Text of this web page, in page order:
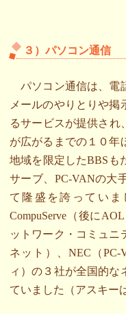
３）パソコン通信
パソコン通信は、電
メールのやりとりや掲
るサービスが提供され
が広がるまでの１０年
地域を限定したBBSも
サーブ、PC-VANの大
て隆盛を誇ってい
CompuServe（後に
ットワーク・コミュニ
ネット）、NEC（
ィ）の３社が全国的な
ていました（アスキー